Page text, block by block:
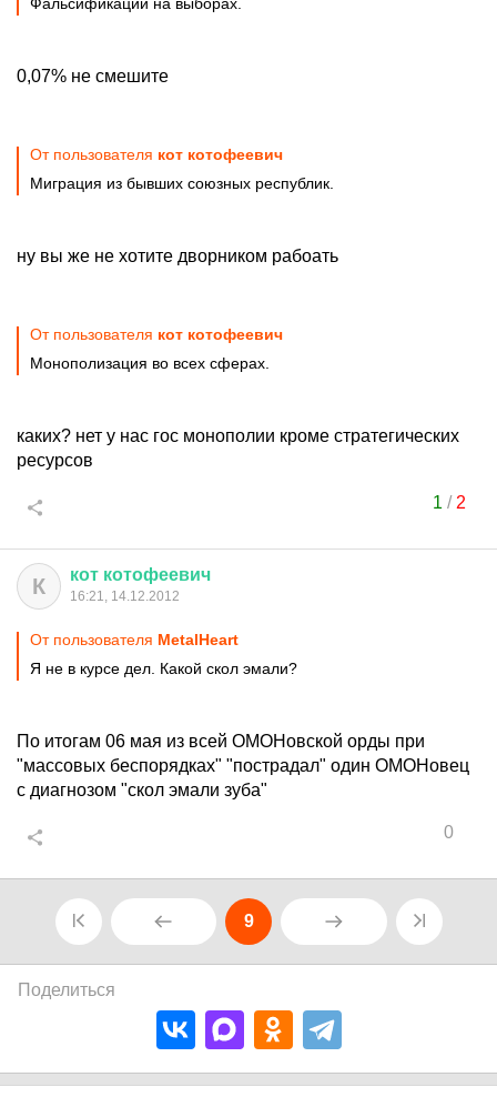
0,07% не смешите
От пользователя кот котофеевич
Миграция из бывших союзных республик.
ну вы же не хотите дворником рабоать
От пользователя кот котофеевич
Монополизация во всех сферах.
каких? нет у нас гос монополии кроме стратегических
ресурсов
1 / 2
К кот котофеевич
16:21, 14.12.2012
От пользователя MetalHeart
Я не в курсе дел. Какой скол эмали?
По итогам 06 мая из всей ОМОНовской орды при
"массовых беспорядках" "пострадал" один ОМОНовец
с диагнозом "скол эмали зуба"
0
9
Поделиться